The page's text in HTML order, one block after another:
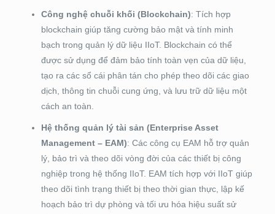
Công nghệ chuỗi khối (Blockchain): Tích hợp
blockchain giúp tăng cường bảo mật và tính minh
bạch trong quản lý dữ liệu IIoT. Blockchain có thể
được sử dụng để đảm bảo tính toàn vẹn của dữ liệu,
tạo ra các sổ cái phân tán cho phép theo dõi các giao
dịch, thông tin chuỗi cung ứng, và lưu trữ dữ liệu một
cách an toàn.
Hệ thống quản lý tài sản (Enterprise Asset
Management – EAM): Các công cụ EAM hỗ trợ quản
lý, bảo trì và theo dõi vòng đời của các thiết bị công
nghiệp trong hệ thống IIoT. EAM tích hợp với IIoT giúp
theo dõi tình trạng thiết bị theo thời gian thực, lập kế
hoạch bảo trì dự phòng và tối ưu hóa hiệu suất sử